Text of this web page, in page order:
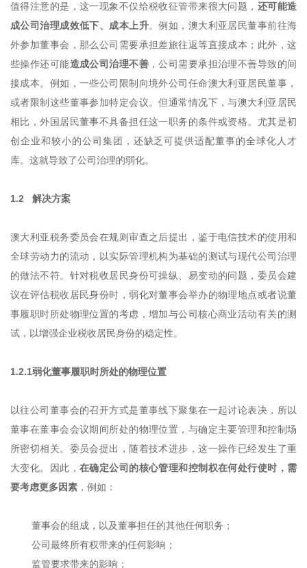
值得注意的是，这一现象不仅给税收征管带来很大问题， 还可能造
成公司治理成效低下、成本上升。例如，澳大利亚居民董事前往海
外参加董事会，那么公司需要承担差旅往返等直接成本；此外，这
些操作还可能造成公司治理不善 ，公司需要承担治理不善导致的间
接成本。例如，一些公司限制向境外公司任命澳大利亚居民董事，
或者限制这些董事参加特定会议。但通常情况下，与澳大利亚居民
相比，外国居民董事不具备担任这一职务的条件或资格。尤其是初
创企业和较小的公司集团，还缺乏可提供适配董事的全球化人才
库。这就导致了公司治理的弱化。
1.2 解决方案
澳大利亚税务委员会在规则审查之后提出，鉴于电信技术的使用和
全球劳动力的流动，以实际管理机构为基础的测试与现代公司治理
的做法不符。针对税收居民身份可操纵、易变动的问题，委员会建
议在评估税收居民身份时，弱化对董事会举办的物理地点或者说董
事履职时所处物理位置的考虑，增加与公司核心商业活动有关的测
试，以增强企业税收居民身份的稳定性。
1.2.1弱化董事履职时所处的物理位置
以往公司董事会的召开方式是董事线下聚集在一起讨论表决，所以
董事在董事会会议期间所处的物理位置，与确定主要管理和控制场
所密切相关。委员会提出，随着技术进步，这一操作已经发生了重
大变化。因此， 在确定公司的核心管理和控制权在何处行使时，需
要考虑更多因素 ，例如：
董事会的组成，以及董事担任的其他任何职务；
公司最终所有权带来的任何影响；
监管要求带来的影响；